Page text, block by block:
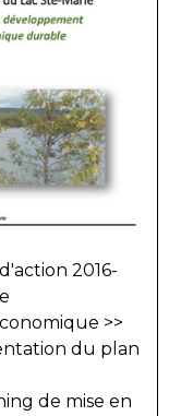
2016-
>>
du plan
de mise en